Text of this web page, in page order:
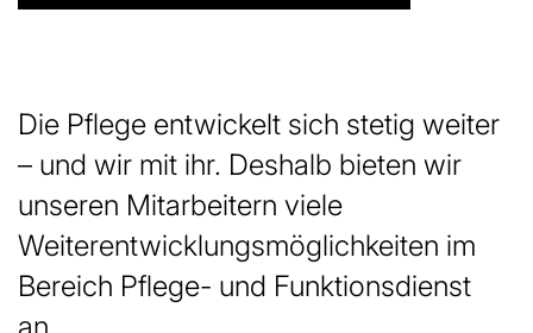
Die Pflege entwickelt sich stetig weiter
– und wir mit ihr. Deshalb bieten wir
unseren Mitarbeitern viele
Weiterentwicklungs­möglichkeiten im
Bereich Pflege- und Funktionsdienst